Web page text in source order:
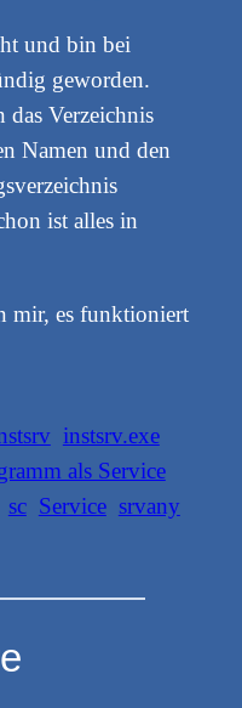
und bin bei
geworden.
das Verzeichnis
Namen und den
ist alles in
mir, es funktioniert
instsrv.exe
als Service
sc Service srvany